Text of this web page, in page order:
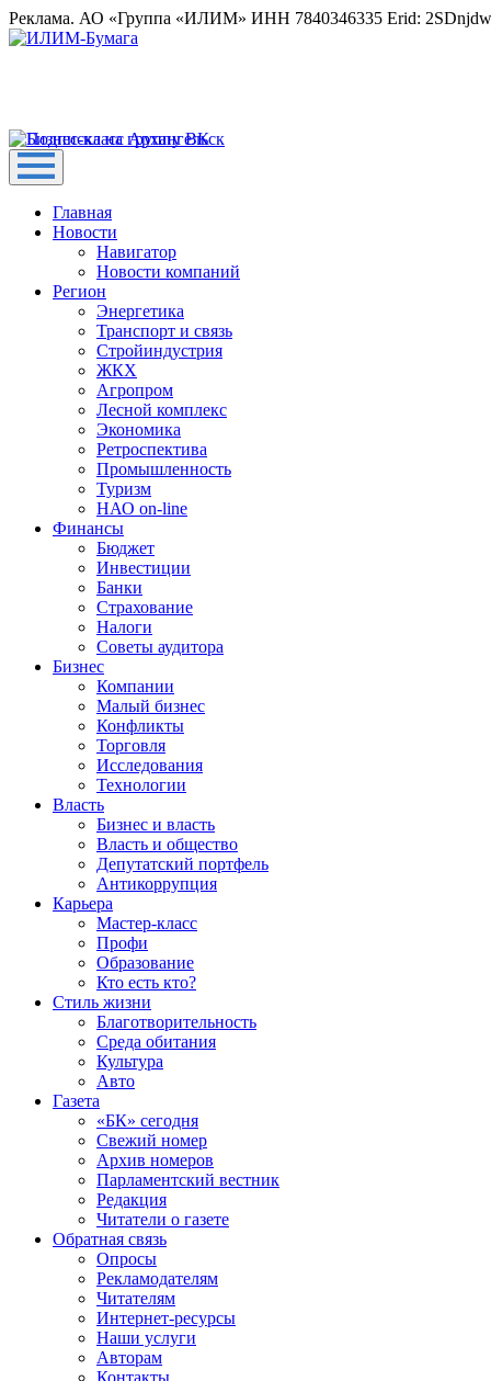
Реклама. АО «Группа «ИЛИМ» ИНН 7840346335 Erid:
Главная
Новости
Навигатор
Новости компаний
Регион
Энергетика
Транспорт и связь
Стройиндустрия
ЖКХ
Агропром
Лесной комплекс
Экономика
Ретроспектива
Промышленность
Туризм
НАО on-line
Финансы
Бюджет
Инвестиции
Банки
Страхование
Налоги
Советы аудитора
Бизнес
Компании
Малый бизнес
Конфликты
Торговля
Исследования
Технологии
Власть
Бизнес и власть
Власть и общество
Депутатский портфель
Антикоррупция
Карьера
Мастер-класс
Профи
Образование
Кто есть кто?
Стиль жизни
Благотворительность
Среда обитания
Культура
Авто
Газета
«БК» сегодня
Свежий номер
Архив номеров
Парламентский вестник
Редакция
Читатели о газете
Обратная связь
Опросы
Рекламодателям
Читателям
Интернет-ресурсы
Наши услуги
Авторам
Контакты